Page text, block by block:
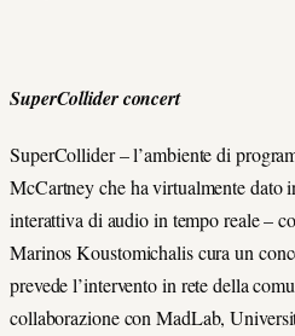
SuperCollider concert
SuperCollider – l’ambiente di
McCartney che ha virtualmente dato
interattiva di audio in tempo reale –
Marinos Koustomichalis cura un
prevede l’intervento in rete della
collaborazione con MadLab,